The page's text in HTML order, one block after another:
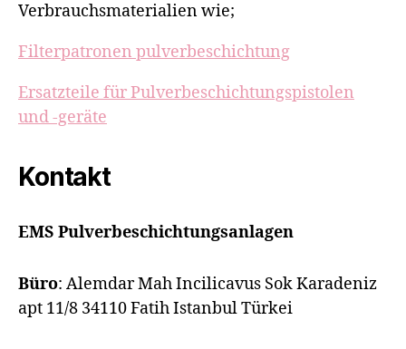
Verbrauchsmaterialien wie;
Filterpatronen pulverbeschichtung
Ersatzteile für Pulverbeschichtungspistolen
und -geräte
Kontakt
EMS Pulverbeschichtungsanlagen
Büro: Alemdar Mah Incilicavus Sok Karadeniz
apt 11/8 34110 Fatih Istanbul Türkei